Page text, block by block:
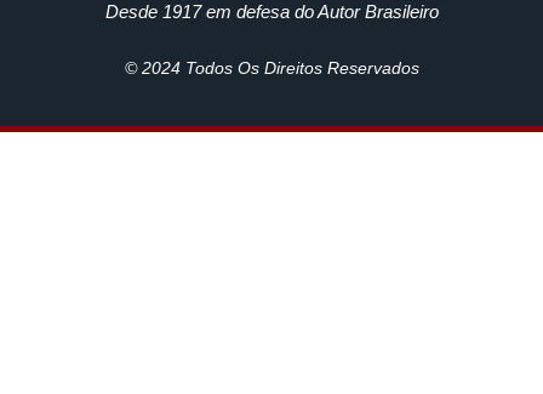
Desde 1917 em defesa do Autor Brasileiro
© 2024 Todos Os Direitos Reservados